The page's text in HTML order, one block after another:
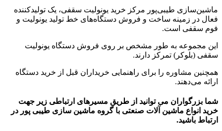
ماشین‌سازی طیبی‌پور مرکز خرید یونولیت سقفی، یک تولیدکننده
فعال در زمینه ساخت و فروش دستگاه‌های خط تولید یونولیت و
فوم سقفی است.
این مجموعه به طور مشخص بر روی فروش دستگاه یونولیت
سقفی (بلوکر) تمرکز دارند.
همچنین مشاوره را برای راهنمایی خریداران قبل از خرید دستگاه
ارائه می‌دهند.
شما بزرگواران می توانید از طریق مسیرهای ارتباطی زیر جهت
خرید انواع ماشین آلات صنعتی با گروه ماشین سازی طیبی پور در
ارتباط باشید.